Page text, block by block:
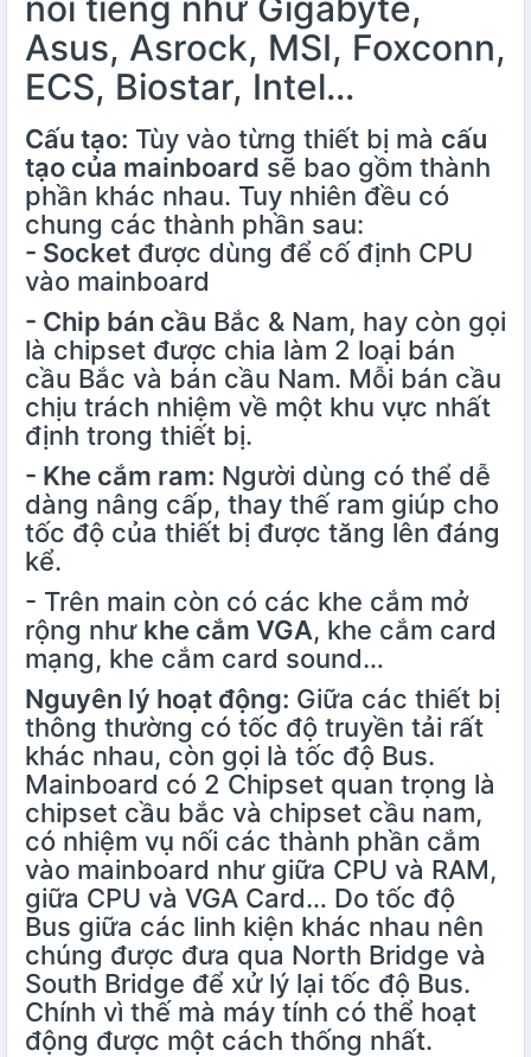
Asus, Asrock, MSI, Foxconn,
ECS, Biostar, Intel…
Cấu tạo: Tùy vào từng thiết bị mà cấu
tạo của mainboard sẽ bao gồm thành
phần khác nhau. Tuy nhiên đều có
chung các thành phần sau:
- Socket được dùng để cố định CPU
vào mainboard
- Chip bán cầu Bắc & Nam, hay còn gọi
là chipset được chia làm 2 loại bán
cầu Bắc và bán cầu Nam. Mỗi bán cầu
chịu trách nhiệm về một khu vực nhất
định trong thiết bị.
- Khe cắm ram: Người dùng có thể dễ
dàng nâng cấp, thay thế ram giúp cho
tốc độ của thiết bị được tăng lên đáng
kể.
- Trên main còn có các khe cắm mở
rộng như khe cắm VGA, khe cắm card
mạng, khe cắm card sound…
Nguyên lý hoạt động: Giữa các thiết bị
thông thường có tốc độ truyền tải rất
khác nhau, còn gọi là tốc độ Bus.
Mainboard có 2 Chipset quan trọng là
chipset cầu bắc và chipset cầu nam,
có nhiệm vụ nối các thành phần cắm
vào mainboard như giữa CPU và RAM,
giữa CPU và VGA Card… Do tốc độ
Bus giữa các linh kiện khác nhau nên
chúng được đưa qua North Bridge và
South Bridge để xử lý lại tốc độ Bus.
Chính vì thế mà máy tính có thể hoạt
động được một cách thống nhất.